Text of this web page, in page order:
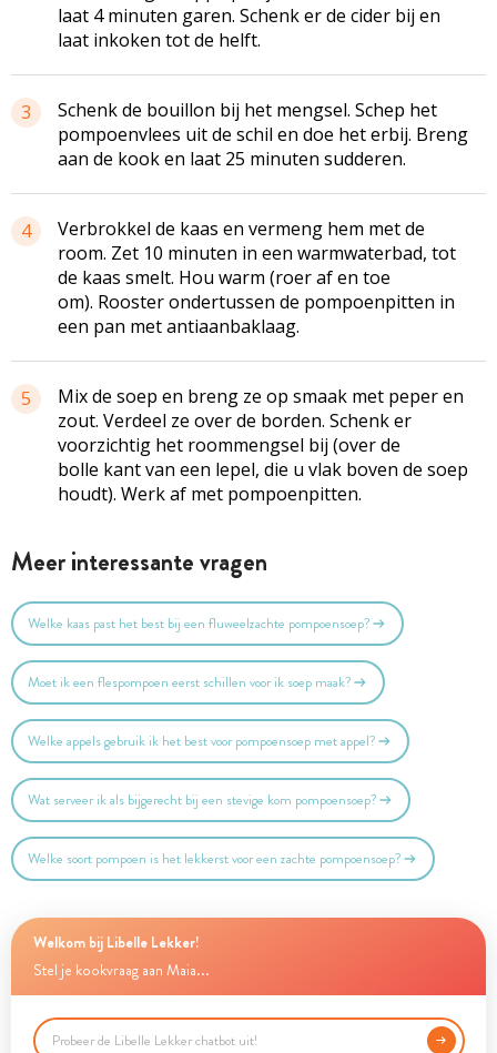
laat 4 minuten garen. Schenk er de cider bij en
laat inkoken tot de helft.
3
Schenk de bouillon bij het mengsel. Schep het
pompoenvlees uit de schil en doe het erbij. Breng
aan de kook en laat 25 minuten sudderen.
4
Verbrokkel de kaas en vermeng hem met de
room. Zet 10 minuten in een warmwaterbad, tot
de kaas smelt. Hou warm (roer af en toe
om). Rooster ondertussen de pompoenpitten in
een pan met antiaanbaklaag.
5
Mix de soep en breng ze op smaak met peper en
zout. Verdeel ze over de borden. Schenk er
voorzichtig het roommengsel bij (over de
bolle kant van een lepel, die u vlak boven de soep
houdt). Werk af met pompoenpitten.
Meer interessante vragen
Welke kaas past het best bij een fluweelzachte pompoensoep?
Moet ik een flespompoen eerst schillen voor ik soep maak?
Welke appels gebruik ik het best voor pompoensoep met appel?
Wat serveer ik als bijgerecht bij een stevige kom pompoensoep?
Welke soort pompoen is het lekkerst voor een zachte pompoensoep?
Welkom bij Libelle Lekker!
Stel je kookvraag aan Maia...